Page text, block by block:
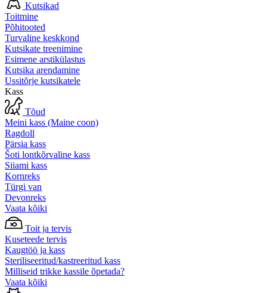
Kutsikad
Toitmine
Põhitooted
Turvaline keskkond
Kutsikate treenimine
Esimene arstikülastus
Kutsika arendamine
Ussitõrje kutsikatele
Kass
Tõud
Meini kass (Maine coon)
Ragdoll
Pärsia kass
Šoti lontkõrvaline kass
Siiami kass
Kornreks
Türgi van
Devonreks
Vaata kõiki
Toit ja tervis
Kuseteede tervis
Kaugtöö ja kass
Steriliseeritud/kastreeritud kass
Milliseid trikke kassile õpetada?
Vaata kõiki